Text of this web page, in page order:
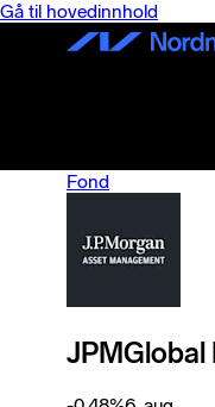
Gå til hovedinnhold
Fond
JPMGlobal